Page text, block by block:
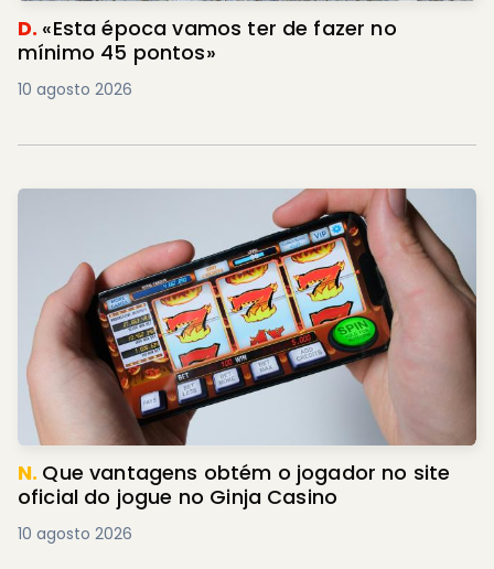
D. «Esta época vamos ter de fazer no
mínimo 45 pontos»
10 agosto 2026
N. Que vantagens obtém o jogador no site
oficial do jogue no Ginja Casino
10 agosto 2026